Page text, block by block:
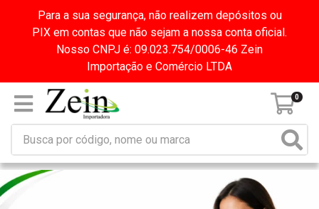
Para a sua segurança, não realizem depósitos ou
PIX em contas que não sejam a nossa conta oficial.
Nosso CNPJ é: 09.023.754/0006-46 Zein
Importação e Comércio LTDA
0